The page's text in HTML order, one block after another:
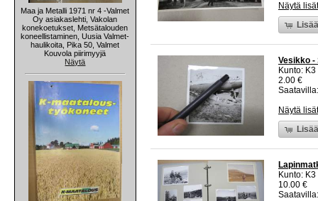
Maa ja Metalli 1971 nr 4 -Valmet
Oy asiakaslehti, Vakolan
konekoetukset, Metsätalouden
koneellistaminen, Uusia Valmet-
haulikoita, Pika 50, Valmet
Kouvola piirimyyjä
Näytä
Näytä
Vesikko -
Kunto:
2.00 €
Näytä
Kunto:
10.00 €